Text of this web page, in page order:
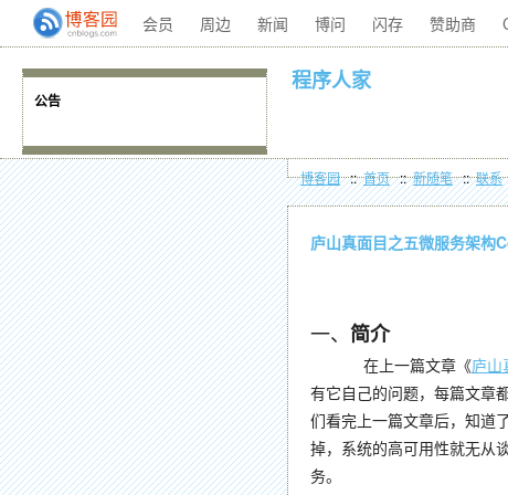
会员 周边 新闻 博问 闪存 赞助商
程序人家
博客园::首页::新随笔::联系
公告
庐山真面目之五微服务架
一、 简介
在上一篇文章《庐山
有它自己的问题，每篇文章
们看完上一篇文章后，知道
掉，系统的高可用性就无从
务。